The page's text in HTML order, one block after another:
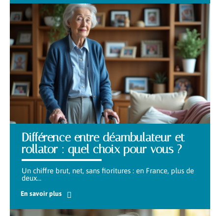
Différence entre déambulateur et
rollator : quel choix pour vous ?
Un chiffre brut, net, sans fioritures : en France, plus de
deux…
En savoir plus